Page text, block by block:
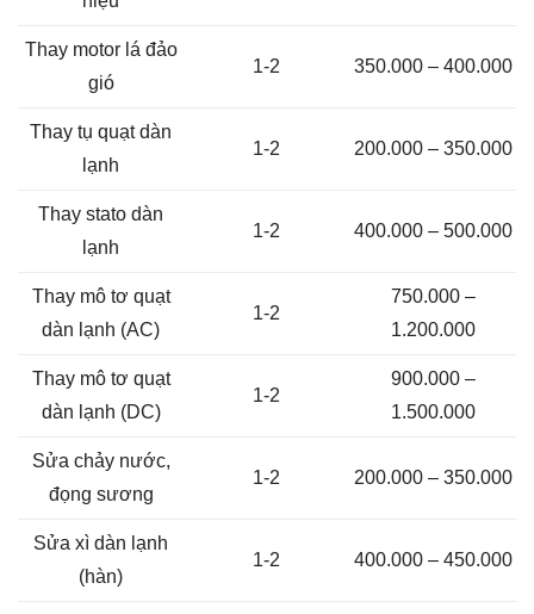
Thay motor lá đảo
gió
1-2 350.000 – 400.000
Thay tụ quạt dàn
lạnh
1-2 200.000 – 350.000
Thay stato dàn
lạnh
1-2 400.000 – 500.000
Thay mô tơ quạt
dàn lạnh (AC)
1-2
750.000 –
1.200.000
Thay mô tơ quạt
dàn lạnh (DC)
1-2
900.000 –
1.500.000
Sửa chảy nước,
đọng sương
1-2 200.000 – 350.000
Sửa xì dàn lạnh
(hàn)
1-2 400.000 – 450.000